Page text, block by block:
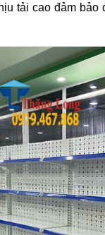
tải cao đảm bảo